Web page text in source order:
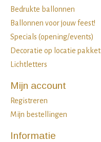
Bedrukte ballonnen
Ballonnen voor jouw feest!
Specials (opening/events)
Decoratie op locatie pakket
Lichtletters
Mijn account
Registreren
Mijn bestellingen
Informatie